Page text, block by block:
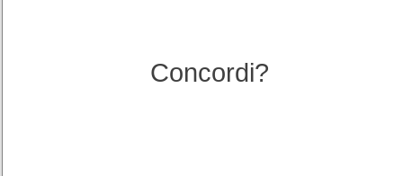
Concordi?